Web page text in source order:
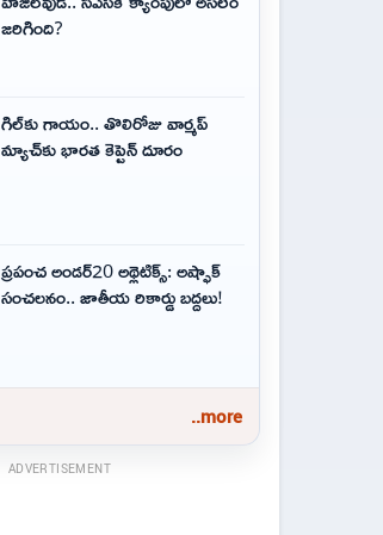
జరిగింది?
గిల్‌కు గాయం.. తొలిరోజు వార్మప్‌
మ్యాచ్‌కు భారత కెప్టెన్‌ దూరం
ప్రపంచ అండర్20 అథ్లెటిక్స్: అష్ఫాక్
సంచలనం.. జాతీయ రికార్డు బద్దలు!
..more
ADVERTISEMENT